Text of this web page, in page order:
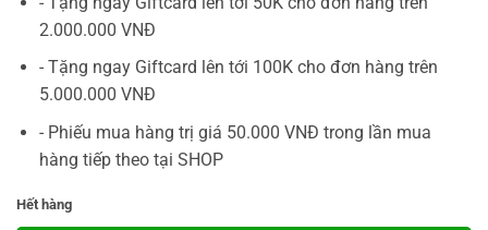
2.000.000 VNĐ
- Tặng ngay Giftcard lên tới 100K cho đơn hàng trên
5.000.000 VNĐ
- Phiếu mua hàng trị giá 50.000 VNĐ trong lần mua
hàng tiếp theo tại SHOP
Hết hàng